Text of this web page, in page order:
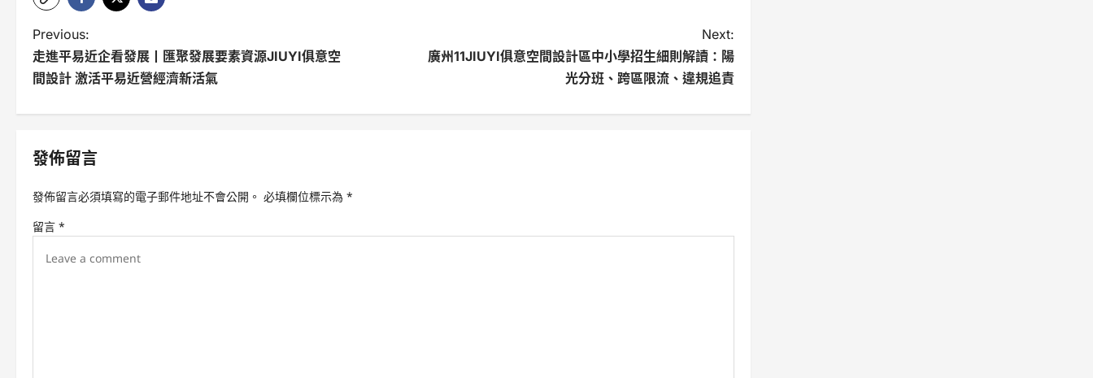
P
o
n
i
Previous:
走進平易近企看發展丨匯聚發展要素資源JIUYI俱意空
間設計 激活平易近營經濟新活氣
Next:
廣州11JIUYI俱意空間設計區中小學招生細則解讀：陽
光分班、跨區限流、違規追責
發佈留言
發佈留言必須填寫的電子郵件地址不會公開。 必填欄位標示為 *
留言 *